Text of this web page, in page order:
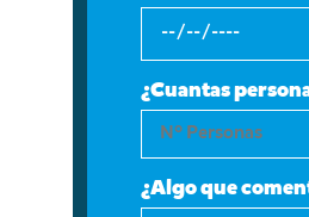
¿Cuantas
¿Algo que